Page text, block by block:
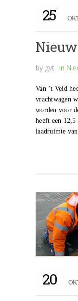
25
by gvt in
Van ’t Veld
vrachtwagen
worden voor
heeft een
laadruimte
20